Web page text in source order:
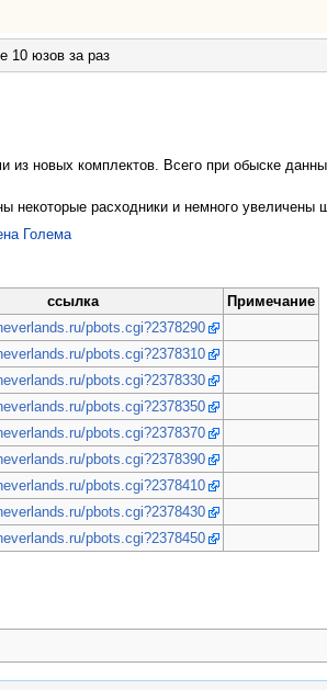
10 юзов за раз
новых комплектов. Всего при обыске
некоторые расходники и немного
Голема
ссылка
Примечание
pbots.cgi?2378290
pbots.cgi?2378310
pbots.cgi?2378330
pbots.cgi?2378350
pbots.cgi?2378370
pbots.cgi?2378390
pbots.cgi?2378410
pbots.cgi?2378430
pbots.cgi?2378450